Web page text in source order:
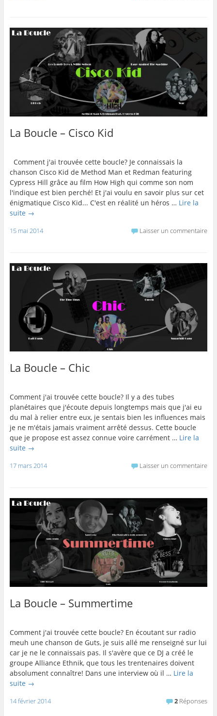
La Boucle – Cisco Kid
Comment j'ai trouvée cette boucle? Je connaissais la
chanson Cisco Kid de Method Man et Redman featuring
Cypress Hill grâce au film How High qui comme son nom
l'indique est bien perché! Et j'ai voulu en savoir plus sur cet
énigmatique Cisco Kid... C'est en réalité un héros … Lire la
suite →
15 mai 2014 Laisser un commentaire
La Boucle – Chic
Comment j'ai trouvée cette boucle? Il y a des tubes
planétaires que j'écoute depuis longtemps mais que j'ai eu
du mal à relier entre eux, je sentais bien les influences mais
je ne m'étais jamais vraiment arrêté dessus. Cette boucle
que je propose est assez connue voire carrément … Lire la
suite →
17 mars 2014 Laisser un commentaire
La Boucle – Summertime
Comment j'ai trouvée cette boucle? En écoutant sur radio
meuh une chanson de Guts, je suis allé me renseigné sur lui
car je ne le connaissais pas. Il s'avère que ce DJ a créé le
groupe Alliance Ethnik, que tous les trentenaires doivent
absolument connaître! Dans une interview où il … Lire la
suite →
14 février 2014 2 Réponses